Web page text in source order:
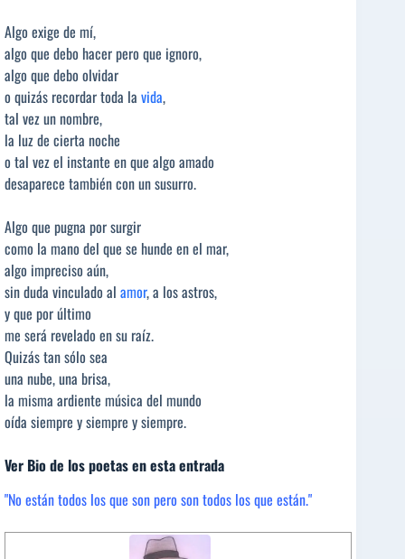
Algo exige de mí,
algo que debo hacer pero que ignoro,
algo que debo olvidar
o quizás recordar toda la vida,
tal vez un nombre,
la luz de cierta noche
o tal vez el instante en que algo amado
desaparece también con un susurro.
Algo que pugna por surgir
como la mano del que se hunde en el mar,
algo impreciso aún,
sin duda vinculado al amor, a los astros,
y que por último
me será revelado en su raíz.
Quizás tan sólo sea
una nube, una brisa,
la misma ardiente música del mundo
oída siempre y siempre y siempre.
Ver Bio de los poetas en esta entrada
"No están todos los que son pero son todos los que están."